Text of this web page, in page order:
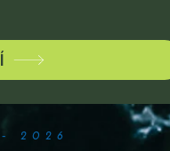
2026